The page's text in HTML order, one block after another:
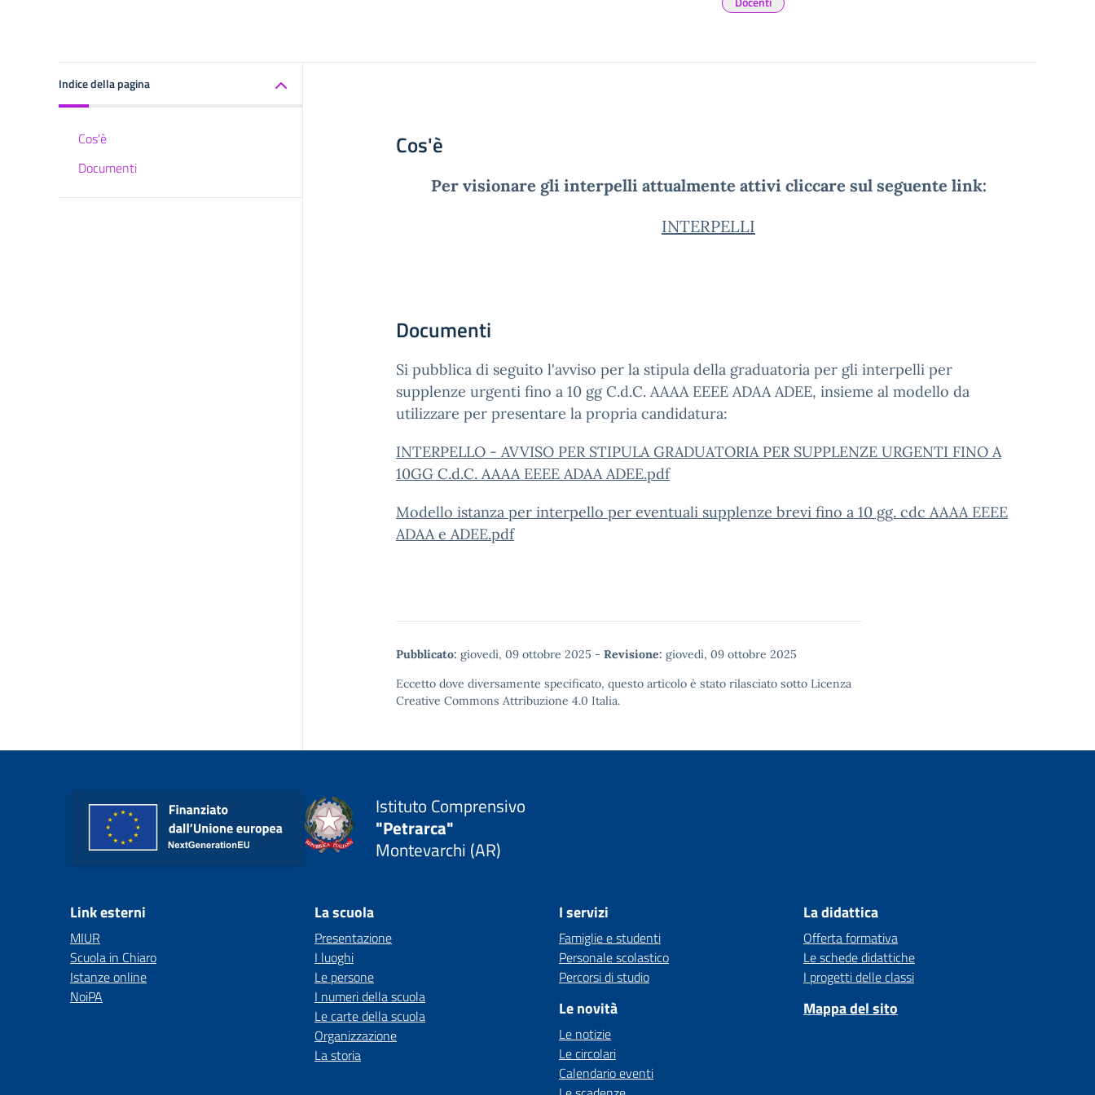
Indice della pagina
Cos'è
Documenti
Cos'è
Per visionare gli interpelli attualmente attivi cliccare sul seguente link:
INTERPELLI
Documenti
Si pubblica di seguito l'avviso per la stipula della graduatoria per gli interpelli per
supplenze urgenti fino a 10 gg C.d.C. AAAA EEEE ADAA ADEE, insieme al modello da
utilizzare per presentare la propria candidatura:
INTERPELLO - AVVISO PER STIPULA GRADUATORIA PER SUPPLENZE URGENTI FINO A
10GG C.d.C. AAAA EEEE ADAA ADEE.pdf
Modello istanza per interpello per eventuali supplenze brevi fino a 10 gg. cdc AAAA EEEE
ADAA e ADEE.pdf
Pubblicato: giovedì, 09 ottobre 2025 - Revisione: giovedì, 09 ottobre 2025
Eccetto dove diversamente specificato, questo articolo è stato rilasciato sotto Licenza
Creative Commons Attribuzione 4.0 Italia.
Istituto Comprensivo
"Petrarca"
Montevarchi (AR)
Link esterni
MIUR
Scuola in Chiaro
Istanze online
NoiPA
La scuola
Presentazione
I luoghi
Le persone
I numeri della scuola
Le carte della scuola
Organizzazione
La storia
I servizi
Famiglie e studenti
Personale scolastico
Percorsi di studio
Le novità
Le notizie
Le circolari
Calendario eventi
La didattica
Offerta formativa
Le schede didattiche
I progetti delle classi
Mappa del sito